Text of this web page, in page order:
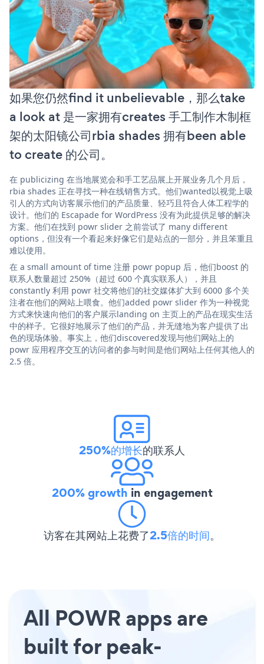
如果您仍然find it unbelievable，那么take
a look at 是一家拥有creates 手工制作木制框
架的太阳镜公司rbia shades 拥有been able
to create 的公司。
在 publicizing 在当地展览会和手工艺品展上开展业务几个月后，
rbia shades 正在寻找一种在线销售方式。他们wanted以视觉上吸
引人的方式向访客展示他们的产品质量、轻巧且符合人体工程学的
设计。他们的 Escapade for WordPress 没有为此提供足够的解决
方案。他们在找到 powr slider 之前尝试了 many different
options，但没有一个看起来好像它们是站点的一部分，并且笨重且
难以使用。
在 a small amount of time 注册 powr popup 后，他们boost 的
联系人数量超过 250%（超过 600 个真实联系人），并且
constantly 利用 powr 社交将他们的社交媒体扩大到 6000 多个关
注者在他们的网站上喂食。他们added powr slider 作为一种视觉
方式来快速向他们的客户展示landing on 主页上的产品在现实生活
中的样子。它很好地展示了他们的产品，并无缝地为客户提供了出
色的现场体验。事实上，他们discovered发现与他们网站上的
powr 应用程序交互的访问者的参与时间是他们网站上任何其他人的
2.5 倍。
250%的增长的联系人
200% growth in engagement
访客在其网站上花费了2.5倍的时间。
All POWR apps are
built for peak-